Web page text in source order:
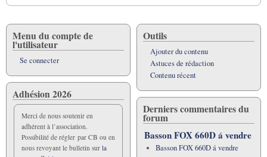
Menu du compte de
l'utilisateur
Se connecter
Adhésion 2026
Merci de nous soutenir en
adhérent à l’association.
Possibilité de régler par CB ou en
nous revoyant le bulletin sur la
Outils
Ajouter du contenu
Astuces de rédaction
Contenu récent
Derniers commentaires du
forum
Basson FOX 660D á vendre
Basson FOX 660D á vendre